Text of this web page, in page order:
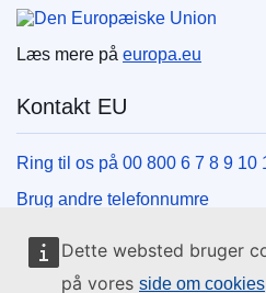
Dette websted bruger
på vores side om cookies
Læs mere på europa.eu
Kontakt EU
Ring til os på 00 800 6 7 8 9 10
Brug andre telefonnumre
Skriv til os via vores
Mød os på et af EU-centrene